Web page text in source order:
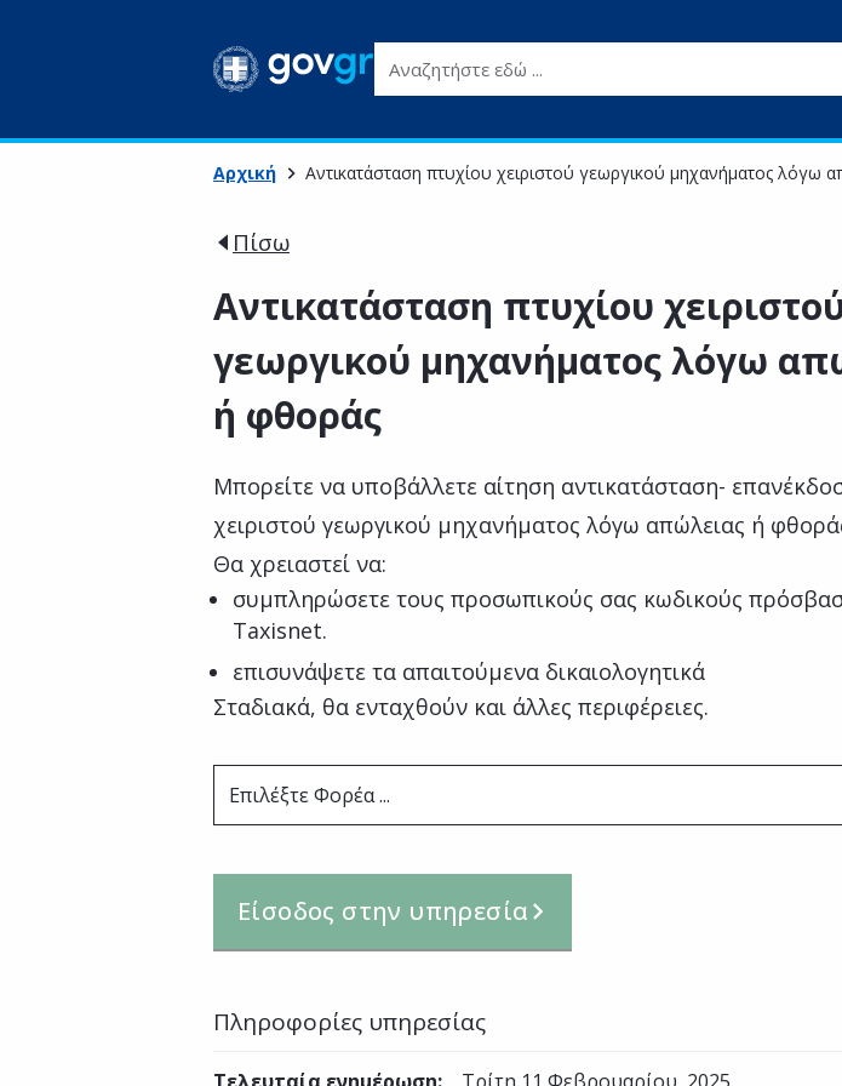
Αναζητήστε εδώ ...
Αρχική Αντικατάσταση πτυχίου χειριστού γεωργικού μηχανήματος λόγω
Πίσω
Αντικατάσταση πτυχίου
γεωργικού μηχανήματος λόγω
ή φθοράς
Μπορείτε να υποβάλλετε αίτηση αντικατάσταση-
χειριστού γεωργικού μηχανήματος λόγω απώλειας ή
Θα χρειαστεί να:
συμπληρώσετε τους προσωπικούς σας κωδικούς
Taxisnet.
επισυνάψετε τα απαιτούμενα δικαιολογητικά
Σταδιακά, θα ενταχθούν και άλλες περιφέρειες.
Επιλέξτε Φορέα ...
Είσοδος στην υπηρεσία
Πληροφορίες υπηρεσίας